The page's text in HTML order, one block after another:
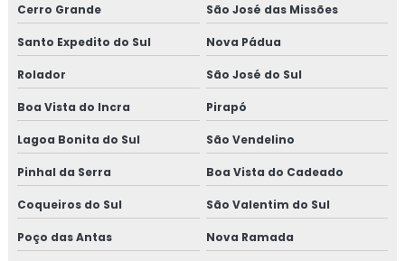
Cerro Grande São José das Missões
Santo Expedito do Sul Nova Pádua
Rolador São José do Sul
Boa Vista do Incra Pirapó
Lagoa Bonita do Sul São Vendelino
Pinhal da Serra Boa Vista do Cadeado
Coqueiros do Sul São Valentim do Sul
Poço das Antas Nova Ramada